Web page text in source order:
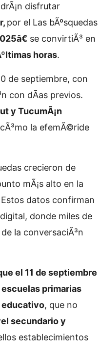
disfrutar
por el Las bÃºsquedas
se convirtiÃ³ en
horas.
de septiembre, con
con dÃ­as previos.
y TucumÃ¡n
la efemÃ©ride
crecieron de
mÃ¡s alto en la
datos confirman
donde miles de
la conversaciÃ³n
el 11 de septiembre
escuelas primarias
educativo, que no
secundario y
establecimientos